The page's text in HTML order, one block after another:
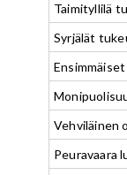
Taimityllilä
Syrjälät
Vehviläinen
Peuravaara